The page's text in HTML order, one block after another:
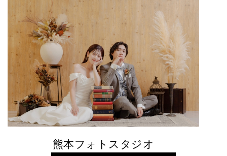
熊本フォトスタジオ